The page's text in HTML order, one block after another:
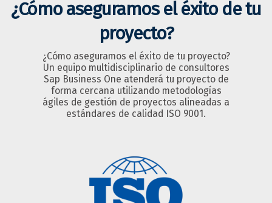
¿Cómo aseguramos el éxito de tu
proyecto?
¿Cómo aseguramos el éxito de tu proyecto?
Un equipo multidisciplinario de consultores
Sap Business One atenderá tu proyecto de
forma cercana utilizando metodologías
ágiles de gestión de proyectos alineadas a
estándares de calidad ISO 9001.